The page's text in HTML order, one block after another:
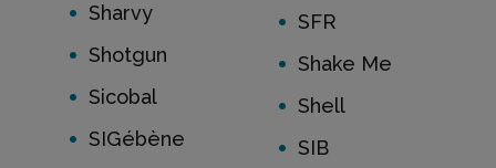
Sharvy
Shotgun
Sicobal
SIGébène
SFR
Shake Me
Shell
SIB